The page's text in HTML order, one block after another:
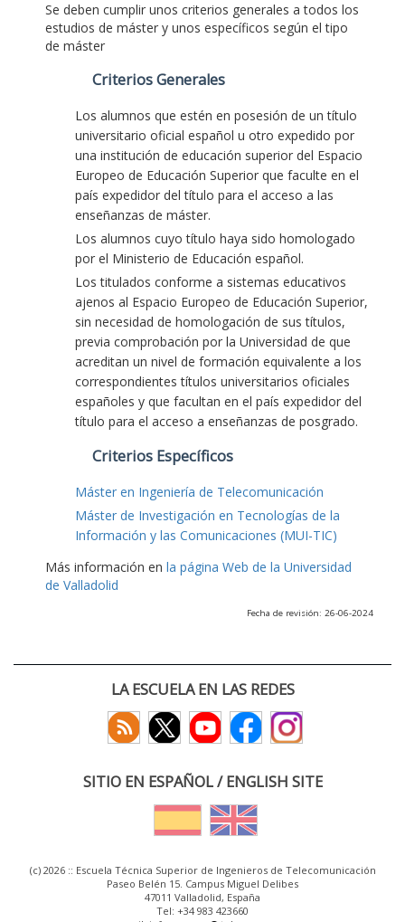
Se deben cumplir unos criterios generales a todos los
estudios de máster y unos específicos según el tipo
de máster
Criterios Generales
Los alumnos que estén en posesión de un título
universitario oficial español u otro expedido por
una institución de educación superior del Espacio
Europeo de Educación Superior que faculte en el
país expedidor del título para el acceso a las
enseñanzas de máster.
Los alumnos cuyo título haya sido homologado
por el Ministerio de Educación español.
Los titulados conforme a sistemas educativos
ajenos al Espacio Europeo de Educación Superior,
sin necesidad de homologación de sus títulos,
previa comprobación por la Universidad de que
acreditan un nivel de formación equivalente a los
correspondientes títulos universitarios oficiales
españoles y que facultan en el país expedidor del
título para el acceso a enseñanzas de posgrado.
Criterios Específicos
Máster en Ingeniería de Telecomunicación
Máster de Investigación en Tecnologías de la
Información y las Comunicaciones (MUI-TIC)
Más información en la página Web de la Universidad
de Valladolid
Fecha de revisión: 26-06-2024
LA ESCUELA EN LAS REDES
SITIO EN ESPAÑOL / ENGLISH SITE
(c) 2026 :: Escuela Técnica Superior de Ingenieros de Telecomunicación
Paseo Belén 15. Campus Miguel Delibes
47011 Valladolid, España
Tel: +34 983 423660